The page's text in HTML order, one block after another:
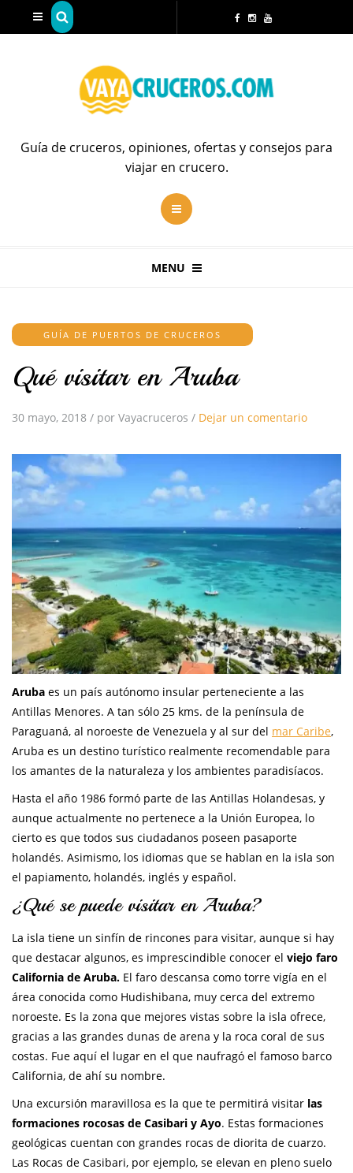
Guía de cruceros, opiniones, ofertas y consejos para
viajar en crucero.
MENU
GUÍA DE PUERTOS DE CRUCEROS
Qué visitar en Aruba
30 mayo, 2018 / por Vayacruceros / Dejar un comentario
Aruba es un país autónomo insular perteneciente a las
Antillas Menores. A tan sólo 25 kms. de la península de
Paraguaná, al noroeste de Venezuela y al sur del mar Caribe,
Aruba es un destino turístico realmente recomendable para
los amantes de la naturaleza y los ambientes paradisíacos.
Hasta el año 1986 formó parte de las Antillas Holandesas, y
aunque actualmente no pertenece a la Unión Europea, lo
cierto es que todos sus ciudadanos poseen pasaporte
holandés. Asimismo, los idiomas que se hablan en la isla son
el papiamento, holandés, inglés y español.
¿Qué se puede visitar en Aruba?
La isla tiene un sinfín de rincones para visitar, aunque si hay
que destacar algunos, es imprescindible conocer el viejo faro
California de Aruba. El faro descansa como torre vigía en el
área conocida como Hudishibana, muy cerca del extremo
noroeste. Es la zona que mejores vistas sobre la isla ofrece,
gracias a las grandes dunas de arena y la roca coral de sus
costas. Fue aquí el lugar en el que naufragó el famoso barco
California, de ahí su nombre.
Una excursión maravillosa es la que te permitirá visitar las
formaciones rocosas de Casibari y Ayo. Estas formaciones
geológicas cuentan con grandes rocas de diorita de cuarzo.
Las Rocas de Casibari, por ejemplo, se elevan en pleno suelo